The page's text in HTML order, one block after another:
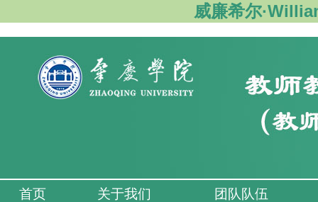
威廉希尔
首页 关于我们 团队队伍